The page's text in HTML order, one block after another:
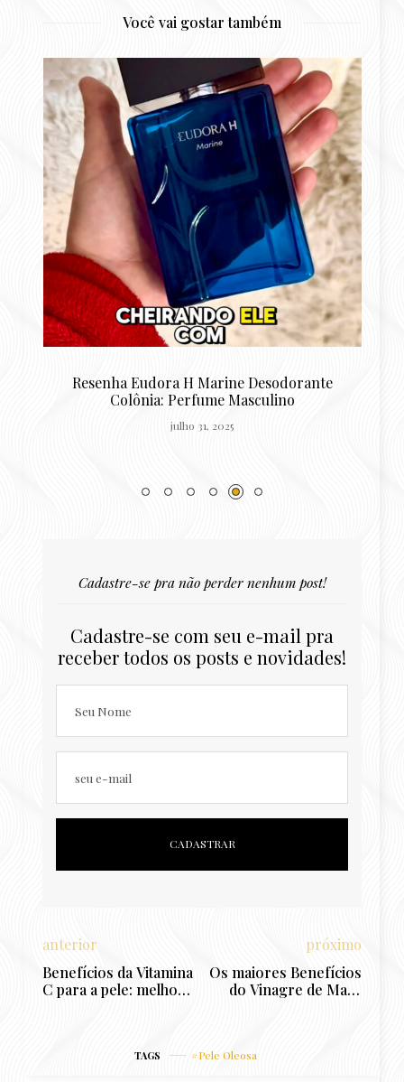
Você vai gostar também
Resenha Eudora H Marine Desodorante
Colônia: Perfume Masculino
julho 31, 2025
Cadastre-se pra não perder nenhum post!
Cadastre-se com seu e-mail pra
receber todos os posts e novidades!
Seu Nome
seu e-mail
anterior
Benefícios da Vitamina
C para a pele: melhora
próximo
Os maiores Benefícios
do Vinagre de Maçã
TAGS Pele Oleosa